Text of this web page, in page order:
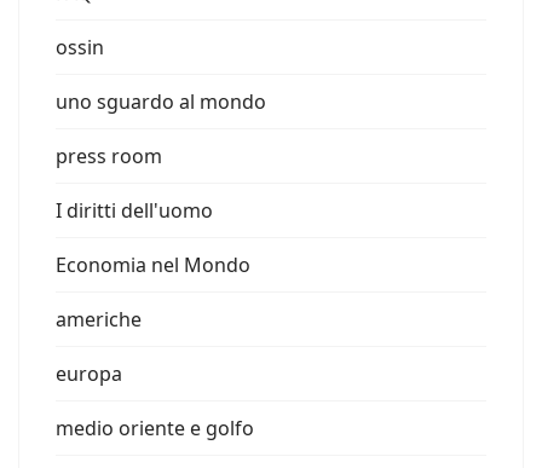
ossin
uno sguardo al mondo
press room
I diritti dell'uomo
Economia nel Mondo
americhe
europa
medio oriente e golfo